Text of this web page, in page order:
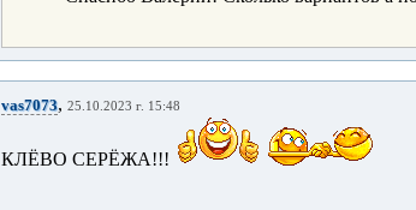
vas7073, 25.10.2023 г. 15:48
КЛЁВО СЕРЁЖА!!!